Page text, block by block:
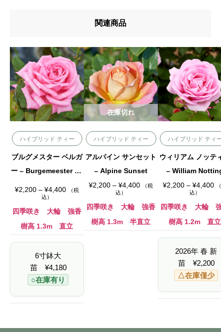
関連商品
ハイブリッド ティー
ブルグメスター ベルガ
ー – Burgemeester Be
¥2,200 – ¥4,400価
¥
2
,
2
0
¥
4
4
（税
込）
四季咲き 大輪 強香
樹高 1.3m 直立
6寸鉢大
苗 ¥4,180
○在庫有り
ハイブリッド ティー
アルパイン サンセット
– Alpine Sunset
¥2,200 – ¥4,400価
¥
2
,
2
（税
込）
四季咲き 大輪 強香
樹高 1.3m 半直立
在庫切れ
ハイブリッド ティ
ウィリアム ノッテ
– William
¥2,200 – ¥4,400価
¥
2
,
2
0
0
–
¥
4
,
4
込）
四季咲き 大輪
樹高 1.2m 直立
2026年 春 新
苗 ¥2,200
△在庫僅少